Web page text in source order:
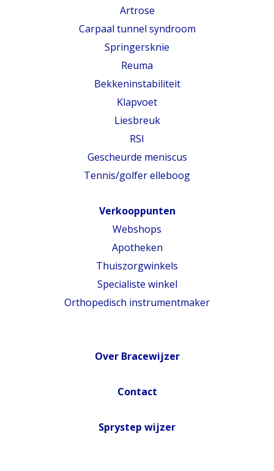
Artrose
Carpaal tunnel syndroom
Springersknie
Reuma
Bekkeninstabiliteit
Klapvoet
Liesbreuk
RSI
Gescheurde meniscus
Tennis/golfer elleboog
Verkooppunten
Webshops
Apotheken
Thuiszorgwinkels
Specialiste winkel
Orthopedisch instrumentmaker
Over Bracewijzer
Contact
Sprystep wijzer